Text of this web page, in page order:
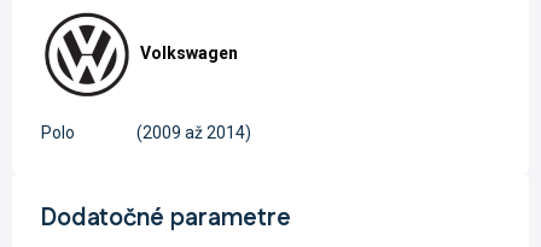
Volkswagen
Polo (2009 až 2014)
Dodatočné parametre